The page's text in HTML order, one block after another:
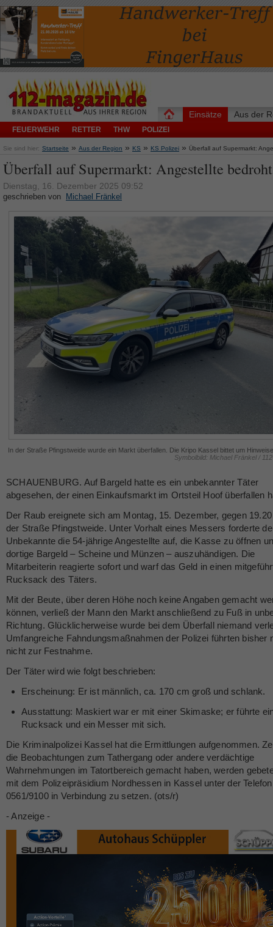
Einsätze
FEUERWEHR RETTER THW POLIZEI
Aus der
Sie sind hier: Startseite » Aus der Region » KS » KS Polizei » Überfall auf Supermarkt:
Überfall auf Supermarkt: Angestellte bedroht
Dienstag, 16. Dezember 2025 09:52
geschrieben von Michael Fränkel
In der Straße Pfingstweide wurde ein Markt überfallen. Die Kripo Kassel bittet um
Symbolbild: Michael Fränkel /
SCHAUENBURG. Auf Bargeld hatte es ein unbekannter Täter
abgesehen, der einen Einkaufsmarkt im Ortsteil Hoof überfallen
Der Raub ereignete sich am Montag, 15. Dezember, gegen
der Straße Pfingstweide. Unter Vorhalt eines Messers forderte
Unbekannte die 54-jährige Angestellte auf, die Kasse zu öffnen
dortige Bargeld – Scheine und Münzen – auszuhändigen. Die
Mitarbeiterin reagierte sofort und warf das Geld in einen
Rucksack des Täters.
Mit der Beute, über deren Höhe noch keine Angaben gemacht
können, verließ der Mann den Markt anschließend zu Fuß in
Richtung. Glücklicherweise wurde bei dem Überfall niemand
Umfangreiche Fahndungsmaßnahmen der Polizei führten bisher
nicht zur Festnahme.
Der Täter wird wie folgt beschrieben:
Erscheinung: Er ist männlich, ca. 170 cm groß und schlank.
Ausstattung: Maskiert war er mit einer Skimaske; er führte
Rucksack und ein Messer mit sich.
Die Kriminalpolizei Kassel hat die Ermittlungen aufgenommen.
die Beobachtungen zum Tathergang oder andere verdächtige
Wahrnehmungen im Tatortbereich gemacht haben, werden
mit dem Polizeipräsidium Nordhessen in Kassel unter der
0561/9100 in Verbindung zu setzen. (ots/r)
- Anzeige -